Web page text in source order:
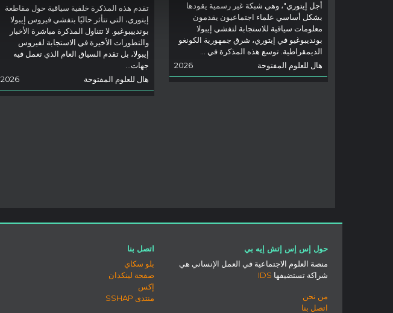
أجل إيتوري"، وهي شبكة غير رسمية يقودها
بشكل أساسي علماء اجتماعيون يقدمون
معلومات سياقية للاستجابة لتفشي إيبولا
بونديبوغيو في إيتوري، شرق جمهورية الكونغو
الديمقراطية. توسع هذه المذكرة في ...
هال للعلوم المفتوحة
2026
تقدم هذه المذكرة خلفية سياقية حول مقاطعة
إيتوري، التي تتأثر حاليًا بتفشي فيروس إيبولا
بوندييبوغيو. لا تتناول المذكرة مباشرة الأخبار
والتطورات الأخيرة في الاستجابة لفيروس
إيبولا، بل تقدم السياق العام الذي تعمل فيه
جهات...
هال للعلوم المفتوحة
2026
حول إس إس إتش إيه بي
منصة العلوم الاجتماعية في العمل الإنساني هي
شراكة تستضيفها IDS
من نحن
اتصل بنا
اتصل بنا
بلو سكاي
صفحة لينكدان
إكس
منتدى SSHAP